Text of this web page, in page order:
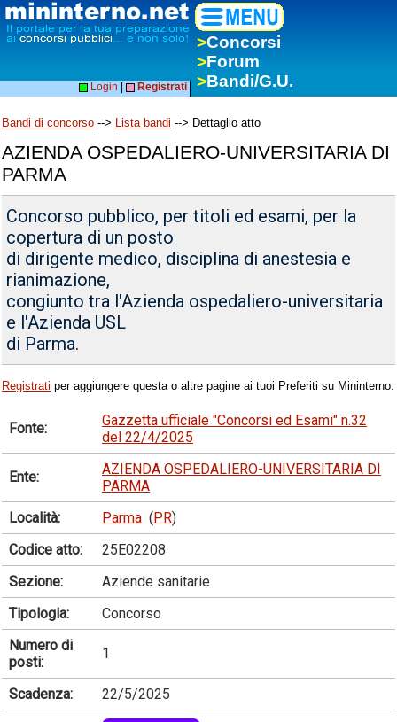
>Concorsi
>Forum
>Bandi/G.U.
Login Registrati
Bandi di concorso --> Lista bandi --> Dettaglio atto
AZIENDA OSPEDALIERO-UNIVERSITARIA DI
PARMA
Concorso pubblico, per titoli ed esami, per la
copertura di un posto
di dirigente medico, disciplina di anestesia e
rianimazione,
congiunto tra l'Azienda ospedaliero-universitaria
e l'Azienda USL
di Parma.
Registrati per aggiungere questa o altre pagine ai tuoi Preferiti su Mininterno.
Fonte:
Gazzetta ufficiale "Concorsi ed Esami" n.32
del 22/4/2025
Ente:
AZIENDA OSPEDALIERO-UNIVERSITARIA DI
PARMA
Località:
Parma (PR)
Codice atto:
25E02208
Sezione:
Aziende sanitarie
Tipologia:
Concorso
Numero di
posti:
1
Scadenza: 22/5/2025